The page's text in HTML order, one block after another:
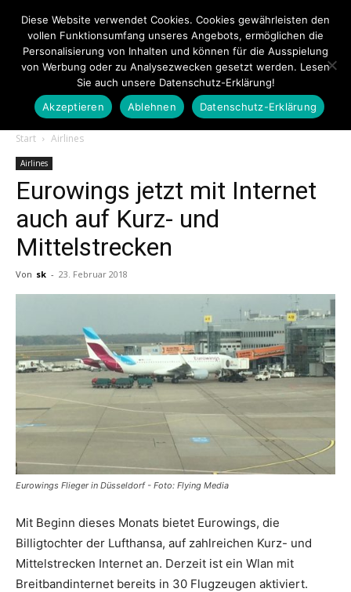
Touristiknews.de
|
Reiseempfehlungen.
Start Airlines
Airlines
Eurowings jetzt mit Internet
auch auf Kurz- und
Mittelstrecken
Von sk - 23. Februar 2018
Eurowings Flieger in Düsseldorf - Foto: Flying Media
Mit Beginn dieses Monats bietet Eurowings, die
Billigtochter der Lufthansa, auf zahlreichen Kurz- und
Mittelstrecken Internet an. Derzeit ist ein Wlan mit
Breitbandinternet bereits in 30 Flugzeugen aktiviert.
Diese Website verwendet Cookies. Cookies gewährleisten den
vollen Funktionsumfang unseres Angebots, ermöglichen die
Personalisierung von Inhalten und können für die Ausspielung
von Werbung oder zu Analysezwecken gesetzt werden. Lesen
Sie auch unsere Datenschutz-Erklärung!
Akzeptieren
Ablehnen Datenschutz-Erklärung